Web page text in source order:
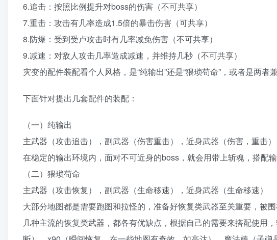
6.追击：按照比例提升对boss的伤害（不可共享）
7.重击：攻击有几率造成1.5倍的暴击伤害（可共享）
8.防爆：受到受卢攻击时有几率减免伤害（不可共享）
9.减速：对敌人攻击几率造成减速，并维持几秒（不可共享）
灾变的配件装配看个人风格，是“纯输出”还是“猥琐苟命”，或者是两者
下面针对提出几套配件的装配：
（一）纯输出
主武器（攻击追击），副武器（伤害重击），近身武器（伤害，重击）
在稳定的输出环境内，面对不可近身的boss，就会用带上斩魂，搭配
（二）猥琐苟命
主武器（攻击恢复），副武器（生命移速），近身武器（生命移速）
大部分地图都是需要跑图和拉怪的，准备好恢复类武器至关重要，被
几种主流的恢复类武器，都各有优缺点，根据自己的需要来搭配使用